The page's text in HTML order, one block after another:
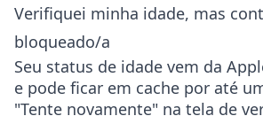
Verifiquei minha idade, mas
bloqueado/a
Seu status de idade vem da
e pode ficar em cache por até
"Tente novamente" na tela de